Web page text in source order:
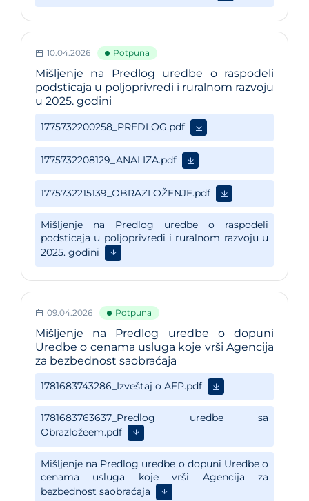
10.04.2026 Potpuna
Mišljenje na Predlog uredbe o raspodeli
podsticaja u poljoprivredi i ruralnom razvoju
u 2025. godini
09.04.2026 Potpuna
Mišljenje na Predlog uredbe o dopuni
Uredbe o cenama usluga koje vrši Agencija
za bezbednost saobraćaja